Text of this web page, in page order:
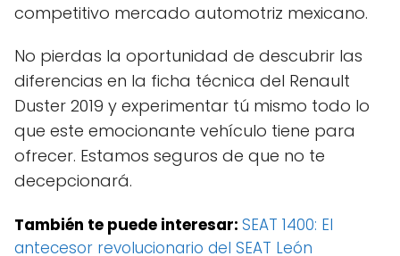
competitivo mercado automotriz mexicano.
No pierdas la oportunidad de descubrir las
diferencias en la ficha técnica del Renault
Duster 2019 y experimentar tú mismo todo lo
que este emocionante vehículo tiene para
ofrecer. Estamos seguros de que no te
decepcionará.
También te puede interesar: SEAT 1400: El
antecesor revolucionario del SEAT León